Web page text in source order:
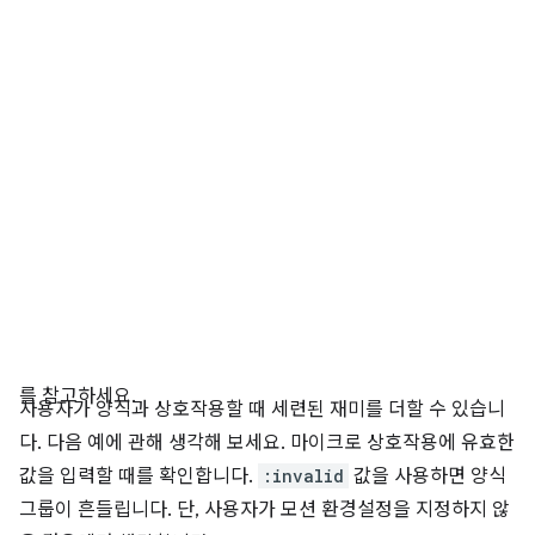
를 참고하세요.
사용자가 양식과 상호작용할 때 세련된 재미를 더할 수 있습니
다. 다음 예에 관해 생각해 보세요. 마이크로 상호작용에 유효한
값을 입력할 때를 확인합니다.
:invalid 값을 사용하면 양식
그룹이 흔들립니다. 단, 사용자가 모션 환경설정을 지정하지 않